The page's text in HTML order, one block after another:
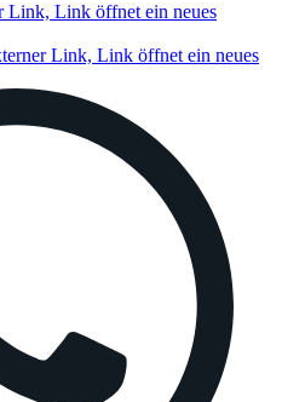
Link, Link öffnet ein neues
Link, Link öffnet ein neues